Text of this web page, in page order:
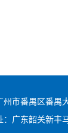
州市番禺区番禺
：广东韶关新丰